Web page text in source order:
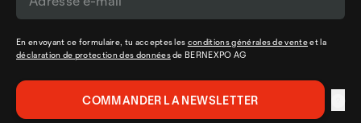
En envoyant ce formulaire, tu acceptes les conditions générales de venteet la
déclaration de protection des donnéesde BERNEXPO AG